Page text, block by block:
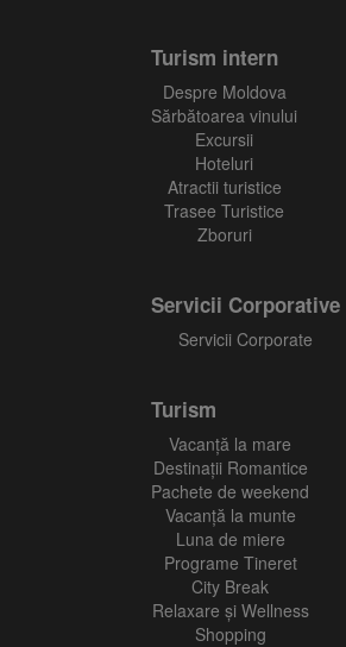
Turism intern
Despre Moldova
Sărbătoarea vinului
Excursii
Hoteluri
Atractii turistice
Trasee Turistice
Zboruri
Servicii Corporative
Servicii Corporate
Turism
Vacanţă la mare
Destinații Romantice
Pachete de weekend
Vacanță la munte
Luna de miere
Programe Tineret
City Break
Relaxare și Wellness
Shopping